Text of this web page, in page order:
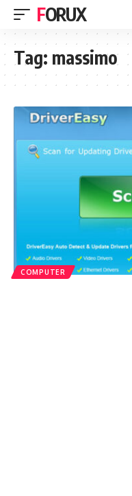
FORUX
Tag: massimo
COMPUTER